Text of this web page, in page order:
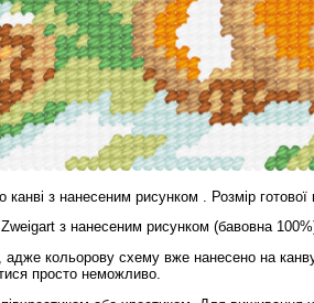
канві з нанесеним рисунком . Розмір
з нанесеним рисунком (бавовна
кольорову схему вже нанесено на
просто неможливо.